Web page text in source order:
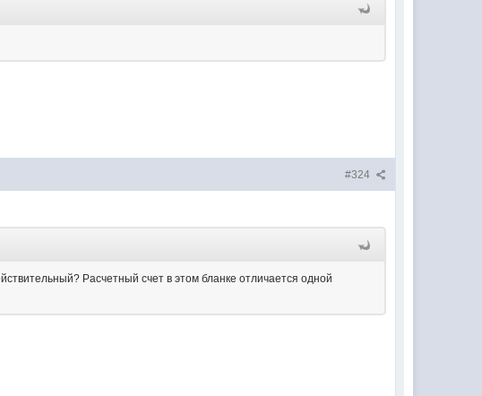
#324
Расчетный счет в этом бланке отличается одной